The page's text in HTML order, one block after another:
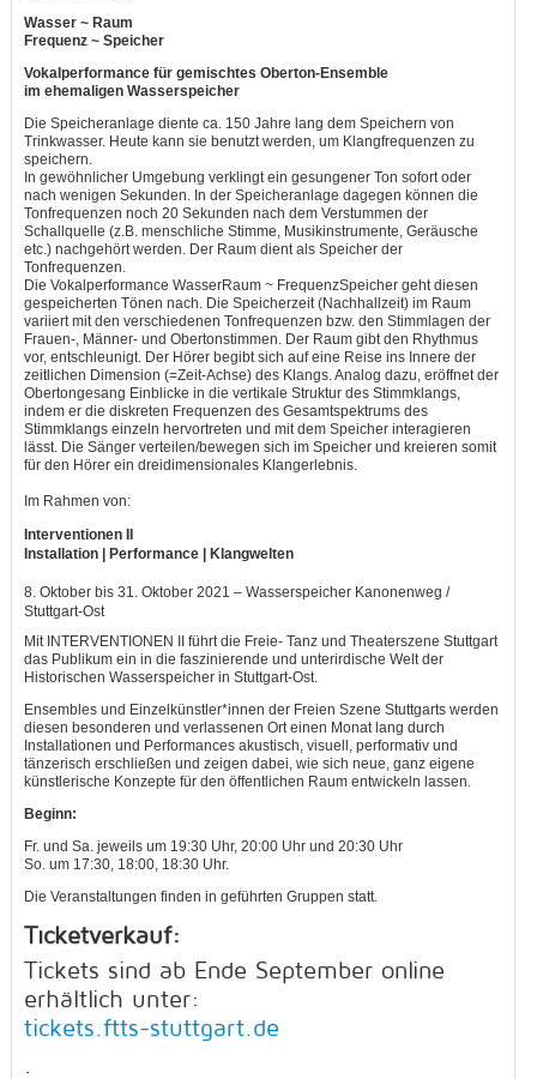
Wasser ~ Raum
Frequenz ~ Speicher
Vokalperformance für gemischtes Oberton-Ensemble
im ehemaligen Wasserspeicher
Die Speicheranlage diente ca. 150 Jahre lang dem Speichern von
Trinkwasser. Heute kann sie benutzt werden, um Klangfrequenzen zu
speichern.
In gewöhnlicher Umgebung verklingt ein gesungener Ton sofort oder
nach wenigen Sekunden. In der Speicheranlage dagegen können die
Tonfrequenzen noch 20 Sekunden nach dem Verstummen der
Schallquelle (z.B. menschliche Stimme, Musikinstrumente, Geräusche
etc.) nachgehört werden. Der Raum dient als Speicher der
Tonfrequenzen.
Die Vokalperformance WasserRaum ~ FrequenzSpeicher geht diesen
gespeicherten Tönen nach. Die Speicherzeit (Nachhallzeit) im Raum
variiert mit den verschiedenen Tonfrequenzen bzw. den Stimmlagen der
Frauen-, Männer- und Obertonstimmen. Der Raum gibt den Rhythmus
vor, entschleunigt. Der Hörer begibt sich auf eine Reise ins Innere der
zeitlichen Dimension (=Zeit-Achse) des Klangs. Analog dazu, eröffnet der
Obertongesang Einblicke in die vertikale Struktur des Stimmklangs,
indem er die diskreten Frequenzen des Gesamtspektrums des
Stimmklangs einzeln hervortreten und mit dem Speicher interagieren
lässt. Die Sänger verteilen/bewegen sich im Speicher und kreieren somit
für den Hörer ein dreidimensionales Klangerlebnis.
Im Rahmen von:
Interventionen II
Installation | Performance | Klangwelten
8. Oktober bis 31. Oktober 2021 – Wasserspeicher Kanonenweg /
Stuttgart-Ost
Mit INTERVENTIONEN II führt die Freie- Tanz und Theaterszene Stuttgart
das Publikum ein in die faszinierende und unterirdische Welt der
Historischen Wasserspeicher in Stuttgart-Ost.
Ensembles und Einzelkünstler*innen der Freien Szene Stuttgarts werden
diesen besonderen und verlassenen Ort einen Monat lang durch
Installationen und Performances akustisch, visuell, performativ und
tänzerisch erschließen und zeigen dabei, wie sich neue, ganz eigene
künstlerische Konzepte für den öffentlichen Raum entwickeln lassen.
Beginn:
Fr. und Sa. jeweils um 19:30 Uhr, 20:00 Uhr und 20:30 Uhr
So. um 17:30, 18:00, 18:30 Uhr.
Die Veranstaltungen finden in geführten Gruppen statt.
Ticketverkauf:
Tickets sind ab Ende September online
erhältlich unter:
tickets.ftts-stuttgart.de